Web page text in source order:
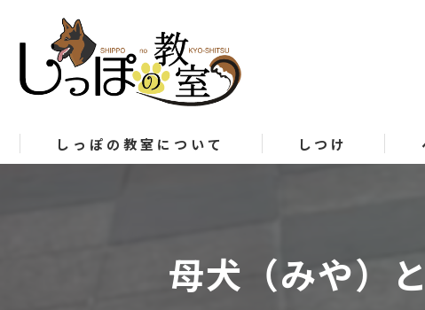
しっぽの教室について しつけ
母犬（みや）